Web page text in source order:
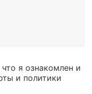
я ознакомлен и
и политики